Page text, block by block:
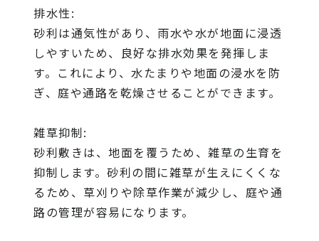
排水性:
砂利は通気性があり、雨水や水が地面に浸透
しやすいため、良好な排水効果を発揮しま
す。これにより、水たまりや地面の浸水を防
ぎ、庭や通路を乾燥させることができます。
雑草抑制:
砂利敷きは、地面を覆うため、雑草の生育を
抑制します。砂利の間に雑草が生えにくくな
るため、草刈りや除草作業が減少し、庭や通
路の管理が容易になります。